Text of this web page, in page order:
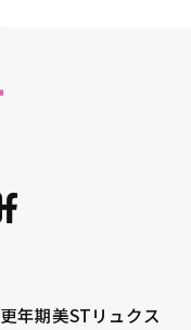
更年期美STリュクス